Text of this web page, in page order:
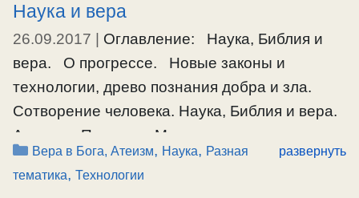
о декларации и ее последствий, в местах
лишения свободы. Новомученики поначалу
пытались очиститься от политики, пока не
поняли того, что Советская власть —
антихристова по духу. Возможность
спасения; единство Церкви не внешнее, а
внутреннее. О суде по обстоятельствам
времени и спорах
Наука и вера
26.09.2017
Оглавление: Наука, Библия и
вера. О прогрессе. Новые законы и
технологии, древо познания добра и зла.
Сотворение человека. Наука, Библия и вера.
Аноним: Познавая Мир с развитием
цивилизации и накопленного опыта, церковь
должна была развивать эту базу,
Рубрики
Вера в Бога, Атеизм, Наука, Разная
тематика, Технологии
развернуть